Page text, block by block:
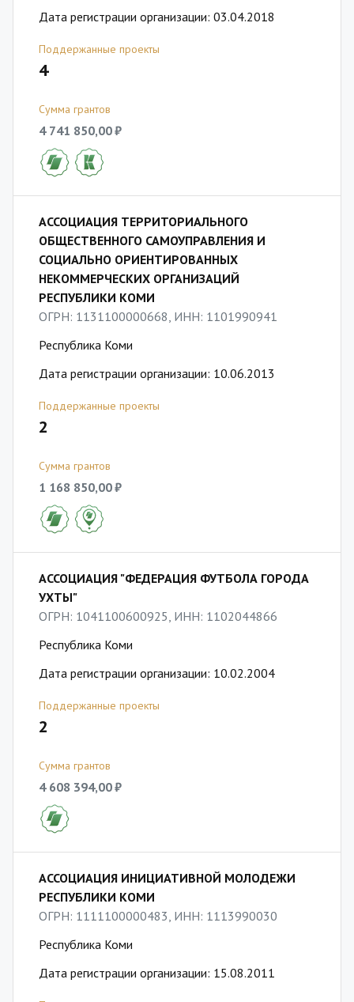
Дата регистрации организации: 03.04.2018
Поддержанные проекты
4
Сумма грантов
4 741 850,00 ₽
АССОЦИАЦИЯ ТЕРРИТОРИАЛЬНОГО
ОБЩЕСТВЕННОГО САМОУПРАВЛЕНИЯ И
СОЦИАЛЬНО ОРИЕНТИРОВАННЫХ
НЕКОММЕРЧЕСКИХ ОРГАНИЗАЦИЙ
РЕСПУБЛИКИ КОМИ
ОГРН: 1131100000668, ИНН: 1101990941
Республика Коми
Дата регистрации организации: 10.06.2013
Поддержанные проекты
2
Сумма грантов
1 168 850,00 ₽
АССОЦИАЦИЯ "ФЕДЕРАЦИЯ ФУТБОЛА ГОРОДА
УХТЫ"
ОГРН: 1041100600925, ИНН: 1102044866
Республика Коми
Дата регистрации организации: 10.02.2004
Поддержанные проекты
2
Сумма грантов
4 608 394,00 ₽
АССОЦИАЦИЯ ИНИЦИАТИВНОЙ МОЛОДЕЖИ
РЕСПУБЛИКИ КОМИ
ОГРН: 1111100000483, ИНН: 1113990030
Республика Коми
Дата регистрации организации: 15.08.2011